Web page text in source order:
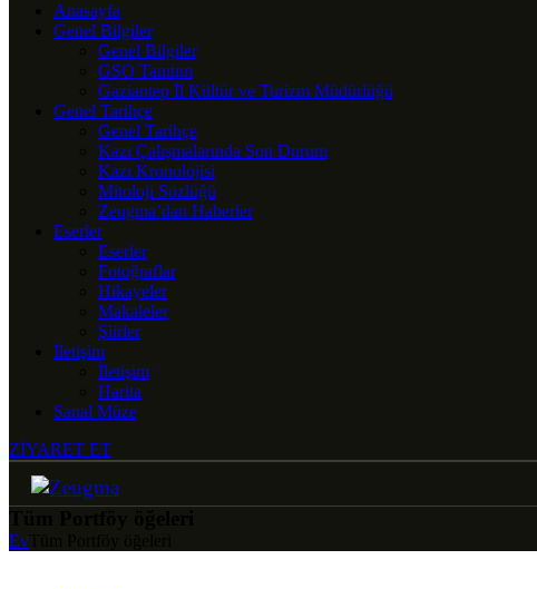
Anasayfa
Genel Bilgiler
Genel Bilgiler
GSO Tanıtım
Gaziantep İl Kültür ve Turizm Müdürlüğü
Genel Tarihçe
Genel Tarihçe
Kazı Çalışmalarında Son Durum
Kazı Kronolojisi
Mitoloji Sözlüğü
Zeugma’dan Haberler
Eserler
Eserler
Fotoğraflar
Hikayeler
Makaleler
Şiirler
İletişim
İletişim
Harita
Sanal Müze
ZİYARET ET
Ev